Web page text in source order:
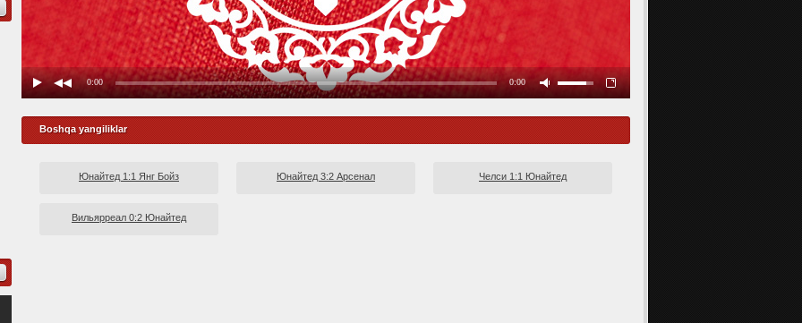
Boshqa yangiliklar
Юнайтед 1:1 Янг Бойз Юнайтед 3:2 Арсенал Челси 1:1 Юнайтед
Вильярреал 0:2 Юнайтед